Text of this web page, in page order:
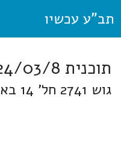
תב"ע עכשיו
תוכנית 7/124/03/8 באר טוביה
גוש 2741 חל' 14 באביגדור